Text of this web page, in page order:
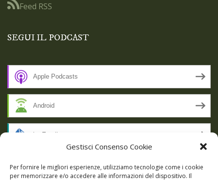
Gestisci Consenso Cookie
Per fornire le migliori esperienze, utilizziamo tecnologie come i cookie
per memorizzare e/o accedere alle informazioni del dispositivo. Il
Feed RSS
SEGUI IL PODCAST
Apple Podcasts
Android
by Email
RSS